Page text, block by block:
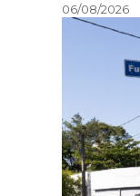
06/08/2026